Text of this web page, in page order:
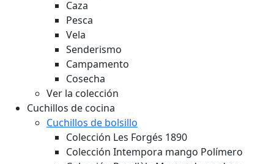
Caza
Pesca
Vela
Senderismo
Campamento
Cosecha
Ver la colección
Cuchillos de cocina
Cuchillos de bolsillo
Colección Les Forgés 1890
Colección Intempora mango Polímero